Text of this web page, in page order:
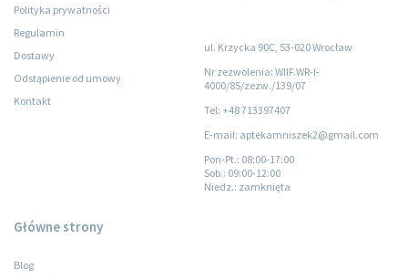
Polityka prywatności
Regulamin
Dostawy
Odstąpienie od umowy
Kontakt
ul. Krzycka 90C, 53-020 Wrocław
Nr zezwolenia: WIIF.WR-I-
4000/85/zezw./139/07
Tel: +48 713397407
E-mail: aptekamniszek2@gmail.com
Pon-Pt.: 08:00-17:00
Sob.: 09:00-12:00
Niedz.: zamknięta
Główne strony
Blog